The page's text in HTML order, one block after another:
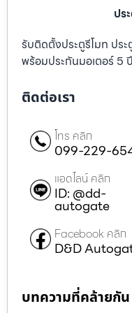
ปร
รับติดตั้งประตูรีโมท ปร
พร้อมประกันมอเตอร์ 5
ติดต่อเรา
โทร คลิก
099-229-
แอดไลน์ คลิก
ID: @dd-
autogate
Facebook คลิก
D&D
บทความที่คล้ายกัน